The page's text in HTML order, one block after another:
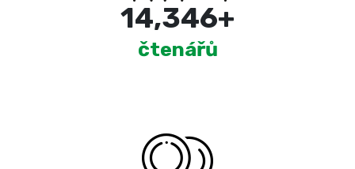
15,000+
čtenářů